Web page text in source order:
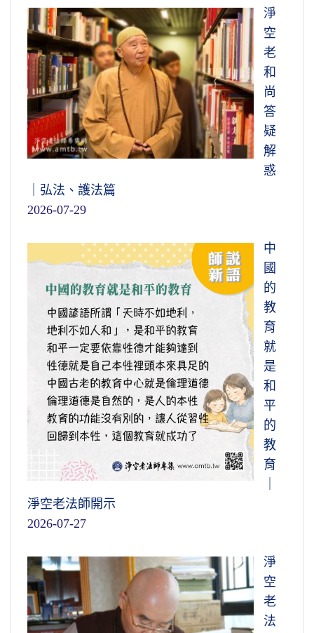
淨
空
老
和
尚
答
疑
解
惑
｜弘法、護法篇
2026-07-29
中
國
的
教
育
就
是
和
平
的
教
育
淨空老法師開示
2026-07-27
淨
空
老
法